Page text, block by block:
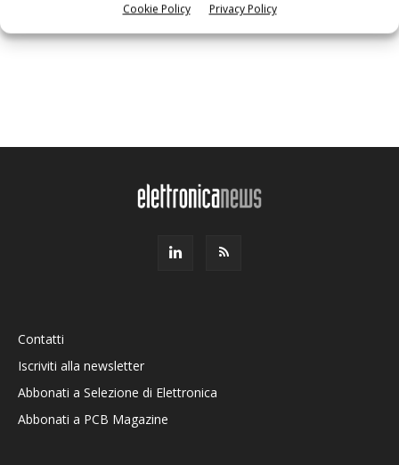
Cookie Policy Privacy Policy
Contatti
Iscriviti alla newsletter
Abbonati a Selezione di Elettronica
Abbonati a PCB Magazine